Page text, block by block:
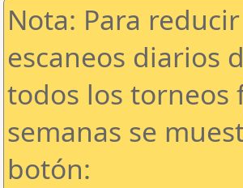
Nota: Para
escaneos diarios
todos los torneos
semanas se
botón: